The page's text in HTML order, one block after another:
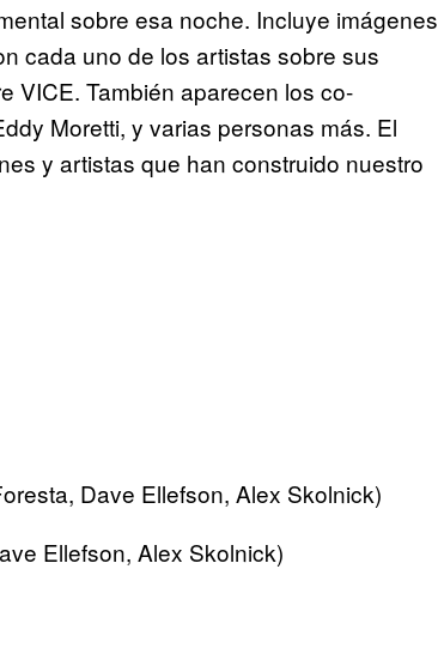
sobre esa noche. Incluye imágenes
cada uno de los artistas sobre sus
VICE. También aparecen los co-
Moretti, y varias personas más. El
y artistas que han construido nuestro
Dave Ellefson, Alex Skolnick)
Ellefson, Alex Skolnick)